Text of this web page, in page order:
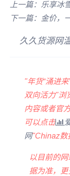
上一篇：乐享冰
下一篇：金价，
久久货源网
"年货“涌进
双向活力"浏
内容或者官
可以点击
网"Chinaz数
以目前的
据为准，